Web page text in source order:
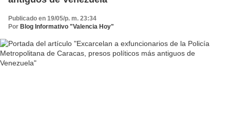
Publicado en 19/05/p. m. 23:34
Por Blog Informativo "Valencia Hoy"